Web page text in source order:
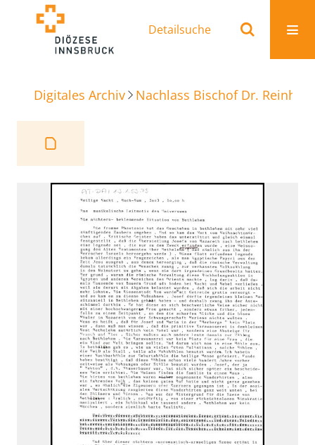
Detailsuche
Digitales Archiv Nachlass Bischof Dr.